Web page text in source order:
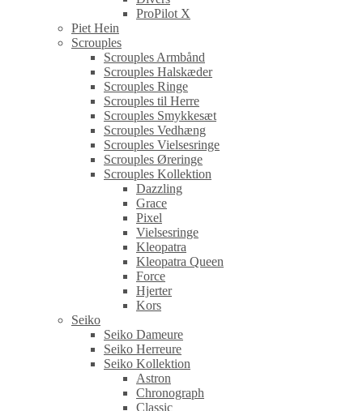
ProPilot X
Piet Hein
Scrouples
Scrouples Armbånd
Scrouples Halskæder
Scrouples Ringe
Scrouples til Herre
Scrouples Smykkesæt
Scrouples Vedhæng
Scrouples Vielsesringe
Scrouples Øreringe
Scrouples Kollektion
Dazzling
Grace
Pixel
Vielsesringe
Kleopatra
Kleopatra Queen
Force
Hjerter
Kors
Seiko
Seiko Dameure
Seiko Herreure
Seiko Kollektion
Astron
Chronograph
Classic